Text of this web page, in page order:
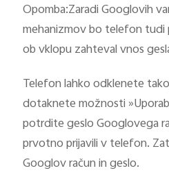
Opomba:Zaradi Googlovih
mehanizmov bo telefon tudi
ob vklopu zahteval vnos
Telefon lahko odklenete
dotaknete možnosti
potrdite geslo Googlovega
prvotno prijavili v telefon.
Googlov račun in geslo.